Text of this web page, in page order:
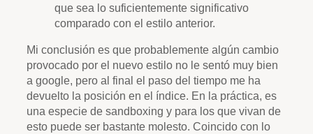
que sea lo suficientemente significativo
comparado con el estilo anterior.
Mi conclusión es que probablemente algún cambio
provocado por el nuevo estilo no le sentó muy bien
a google, pero al final el paso del tiempo me ha
devuelto la posición en el índice. En la práctica, es
una especie de sandboxing y para los que vivan de
esto puede ser bastante molesto. Coincido con lo